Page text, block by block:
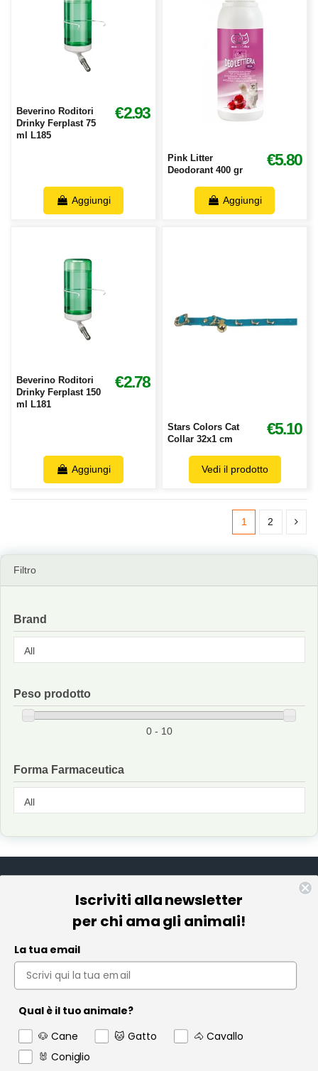
Beverino Roditori
Drinky Ferplast 75
ml L185
€2.93
Aggiungi
Pink Litter
Deodorant 400 gr
€5.80
Aggiungi
Beverino Roditori
Drinky Ferplast 150
ml L181
€2.78
Aggiungi
Stars Colors Cat
Collar 32x1 cm
€5.10
Vedi il prodotto
1 2
Filtro
Brand
Peso prodotto
0 - 10
Forma Farmaceutica
Account
Contact us
Garanzia
Iscriviti alla newsletter
per chi ama gli animali!
La tua email
Qual è il tuo animale?
🐶 Cane
🐱 Gatto
🐴 Cavallo
🐰 Coniglio